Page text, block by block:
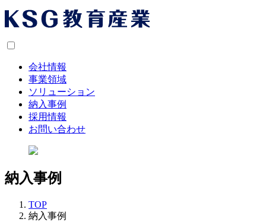
会社情報
事業領域
ソリューション
納入事例
採用情報
お問い合わせ
納入事例
TOP
納入事例